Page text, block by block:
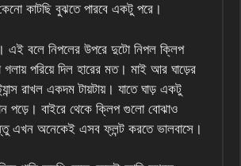
কাটছি বুঝতে পারবে একটু পরে।
এই বলে নিপলের উপরে দুটো নিপল ক্লিপ
গলায় পরিয়ে দিল হারের মত। মাই আর ঘাড়ের
রাখল একদম টায়টায়। যাতে ঘাড় একটু
পড়ে। বাইরে থেকে ক্লিপ গুলো বোঝাও
এখন অনেকেই এসব ফ্লন্ট করতে ভালবাসে।